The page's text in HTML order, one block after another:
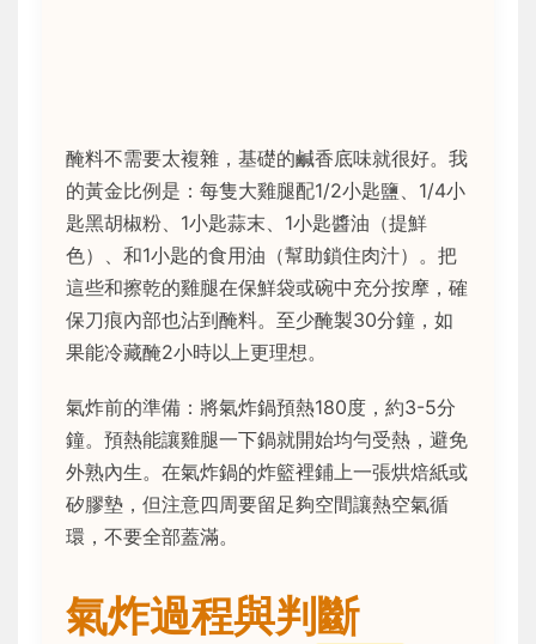
醃料不需要太複雜，基礎的鹹香底味就很好。我
的黃金比例是：每隻大雞腿配1/2小匙鹽、1/4小
匙黑胡椒粉、1小匙蒜末、1小匙醬油（提鮮
色）、和1小匙的食用油（幫助鎖住肉汁）。把
這些和擦乾的雞腿在保鮮袋或碗中充分按摩，確
保刀痕內部也沾到醃料。至少醃製30分鐘，如
果能冷藏醃2小時以上更理想。
氣炸前的準備：將氣炸鍋預熱180度，約3-5分
鐘。預熱能讓雞腿一下鍋就開始均勻受熱，避免
外熟內生。在氣炸鍋的炸籃裡鋪上一張烘焙紙或
矽膠墊，但注意四周要留足夠空間讓熱空氣循
環，不要全部蓋滿。
氣炸過程與判斷